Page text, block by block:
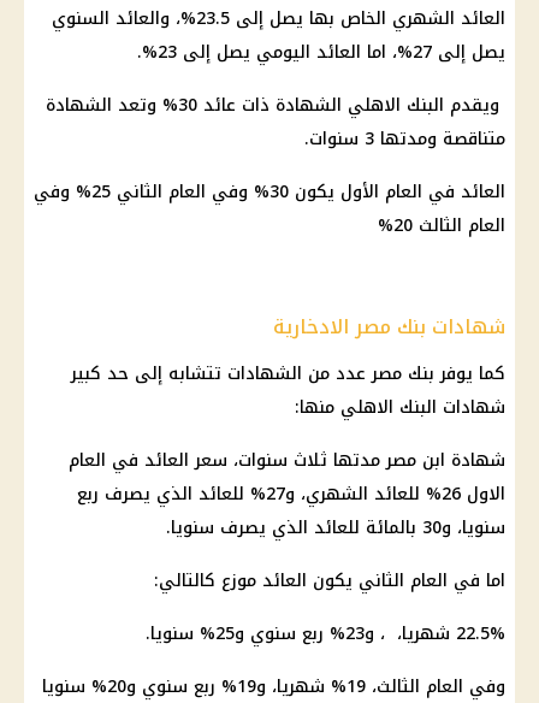
العائد
الشهري الخاص بها يصل إلى 23.5%، والعائد السنوي
يصل إلى 27%، اما
العائد اليومي يصل إلى 23%.
ويقدم البنك الاهلي الشهادة ذات عائد
الشهادة
متناقصة ومدتها 3 سنوات.
العائد
في العام الأول يكون 30% وفي العام الثاني 25% وفي
العام الثالث 20%
شهادات بنك مصر الادخارية
كما يوفربنك مصرعدد من الشهادات تتشابه إلى حد كبير
شهادات البنك الاهلي منها:
شهادة ابن مصرمدتها ثلاث سنوات، سعرالعائد في العام
الاول 26% للعائد الشهري، و27% للعائد الذي يصرف ربع
سنويا، و30 بالمائة للعائد الذي يصرف سنويا.
اما في العام الثاني يكون العائد موزع كالتالي:
22.5% شهريا، ، و23% ربع سنوي و25% سنويا.
وفي العام الثالث، 19% شهريا، و19% ربع سنوي و20% سنويا